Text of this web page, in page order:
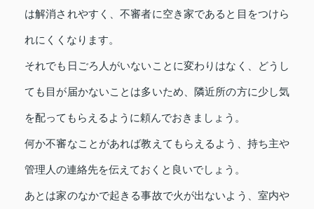
は解消されやすく、不審者に空き家であると目をつけら
れにくくなります。
それでも日ごろ人がいないことに変わりはなく、どうし
ても目が届かないことは多いため、隣近所の方に少し気
を配ってもらえるように頼んでおきましょう。
何か不審なことがあれば教えてもらえるよう、持ち主や
管理人の連絡先を伝えておくと良いでしょう。
あとは家のなかで起きる事故で火が出ないよう、室内や